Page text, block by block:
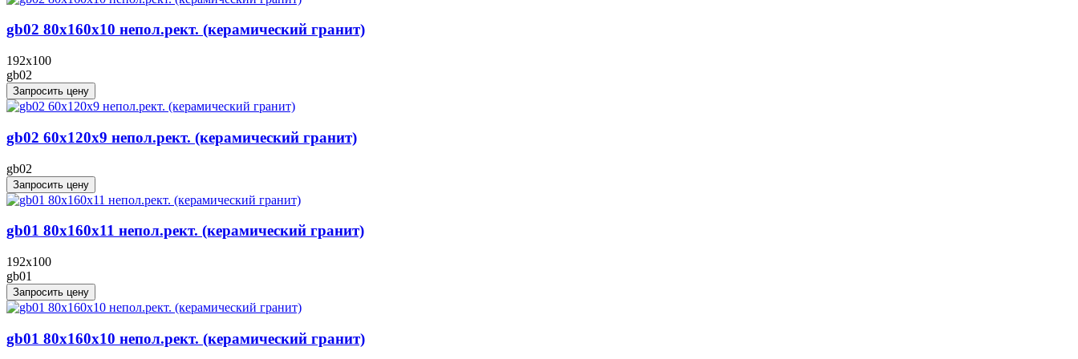
gb02 80x160x10 непол.рект. (керамический гранит)
192x100
gb02
Запросить цену
gb02 60x120x9 непол.рект. (керамический гранит)
gb02
Запросить цену
gb01 80x160x11 непол.рект. (керамический гранит)
192x100
gb01
Запросить цену
gb01 80x160x10 непол.рект. (керамический гранит)